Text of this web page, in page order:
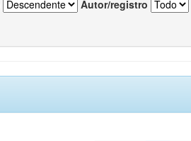
Autor/registro